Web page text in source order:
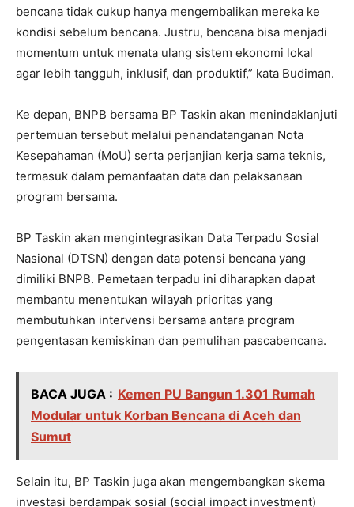
bencana tidak cukup hanya mengembalikan mereka ke
kondisi sebelum bencana. Justru, bencana bisa menjadi
momentum untuk menata ulang sistem ekonomi lokal
agar lebih tangguh, inklusif, dan produktif,” kata Budiman.
Ke depan, BNPB bersama BP Taskin akan menindaklanjuti
pertemuan tersebut melalui penandatanganan Nota
Kesepahaman (MoU) serta perjanjian kerja sama teknis,
termasuk dalam pemanfaatan data dan pelaksanaan
program bersama.
BP Taskin akan mengintegrasikan Data Terpadu Sosial
Nasional (DTSN) dengan data potensi bencana yang
dimiliki BNPB. Pemetaan terpadu ini diharapkan dapat
membantu menentukan wilayah prioritas yang
membutuhkan intervensi bersama antara program
pengentasan kemiskinan dan pemulihan pascabencana.
BACA JUGA : Kemen PU Bangun 1.301 Rumah
Modular untuk Korban Bencana di Aceh dan
Sumut
Selain itu, BP Taskin juga akan mengembangkan skema
investasi berdampak sosial (social impact investment)